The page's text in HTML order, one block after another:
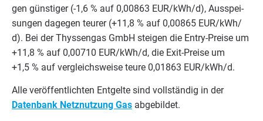
gen güns­ti­ger (-1 ,6 % auf 0,00863 EUR/​kWh/​d), Aus­spei­
sun­gen dage­gen teu­rer (+11 ,8 % auf 0,00865 EUR/​kWh/​
d). Bei der Thys­sen­gas GmbH stei­gen die Ent­ry-Prei­se um
+11 ,8 % auf 0,00710 EUR/​kWh/​d, die Exit-Prei­se um
+1 ,5 % auf ver­gleichs­wei­se teu­re 0,01863 EUR/​kWh/​d.
Alle ver­öf­fent­lich­ten Ent­gel­te sind voll­stän­dig in der
Daten­bank Netz­nut­zung Gas abgebildet.